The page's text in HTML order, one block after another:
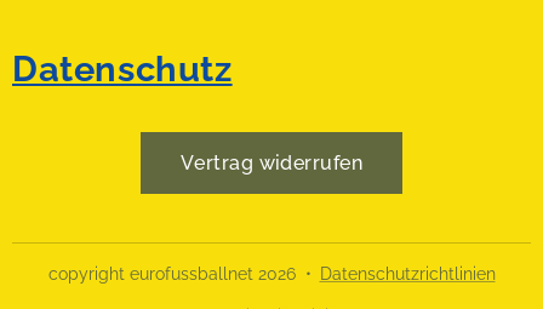
Datenschutz
Vertrag widerrufen
copyright eurofussballnet 2026 Datenschutzrichtlinien